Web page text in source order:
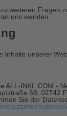
weiteren Fragen
uns wenden.
Inhalte unserer
ALL-INKL.COM -
68, 02742
Sie der